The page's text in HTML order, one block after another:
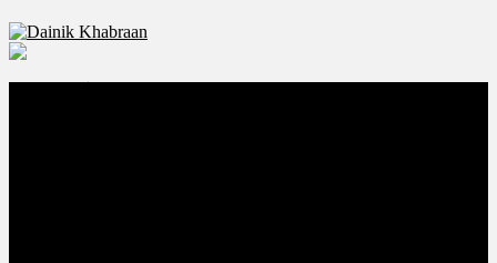
Dainik Khabraan
Bikaner Local News Portal